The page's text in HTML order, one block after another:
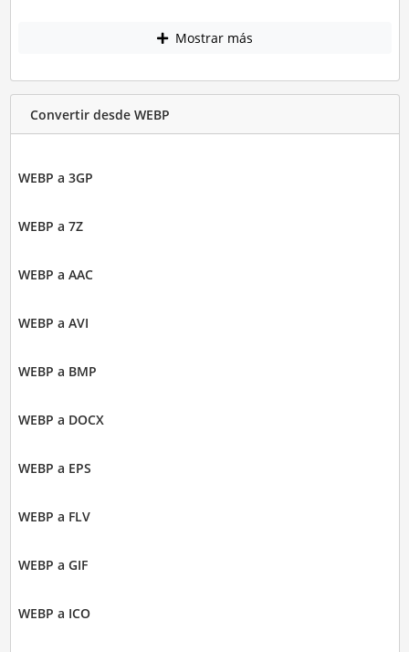
Mostrar más
Convertir desde WEBP
WEBP a 3GP
WEBP a 7Z
WEBP a AAC
WEBP a AVI
WEBP a BMP
WEBP a DOCX
WEBP a EPS
WEBP a FLV
WEBP a GIF
WEBP a ICO